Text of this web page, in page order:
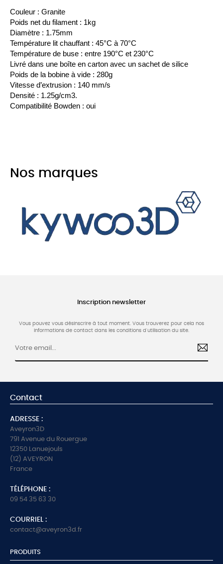
Couleur : Granite
Poids net du filament : 1kg
Diamètre : 1.75mm
Température lit chauffant : 45°C à 70°C
Température de buse : entre 190°C et 230°C
Livré dans une boîte en carton avec un sachet de silice
Poids de la bobine à vide : 280g
Vitesse d’extrusion : 140 mm/s
Densité : 1.25g/cm3.
Compatibilité Bowden : oui
Nos marques
Inscription newsletter
Vous pouvez vous désinscrire à tout moment. Vous trouverez pour cela nos
informations de contact dans les conditions d'utilisation du site.
Contact
ADRESSE :
Aveyron3D
791 Avenue du Rouergue
12350 Lanuejouls
(12) AVEYRON
France
TÉLÉPHONE :
09 54 35 63 30
COURRIEL :
contact@aveyron3d.fr
PRODUITS